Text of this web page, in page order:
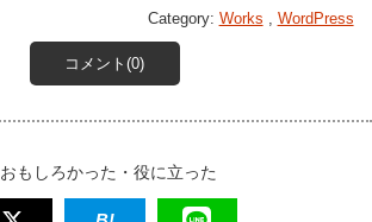
Category: Works , WordPress
コメント(0)
おもしろかった・役に立った